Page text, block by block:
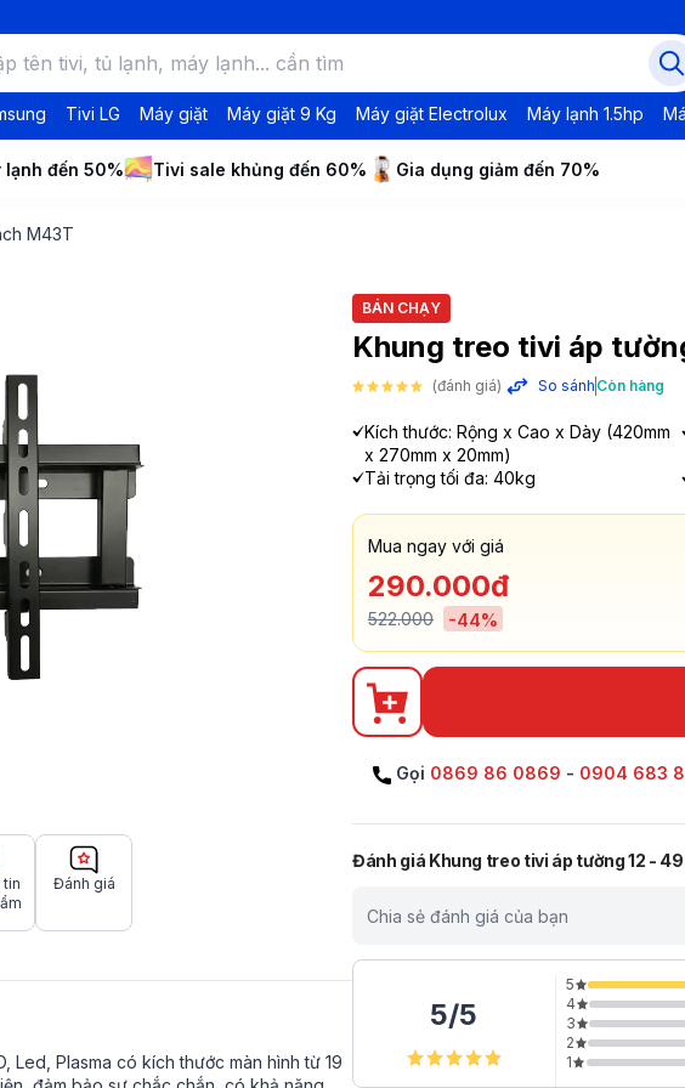
Tivi LG Máy giặt Máy giặt 9 Kg Máy giặt Electrolux Máy lạnh 1.5hp Máy lạnh LG
lạnh đến 50% Tivi sale khủng đến 60% Gia dụng giảm đến 70%
M43T
Đánh giá
Led, Plasma có kích thước màn hình từ 19
BÁN CHẠY
Khung treo tivi áp
(đánh giá) So sánh Còn hàng
Kích thước: Rộng x Cao x Dày (420mm
x 270mm x 20mm)
Tải trọng tối đa: 40kg
Mua ngay với giá
290.000đ
522.000 -44%
Gọi 0869 86 0869 - 0904 683
Đánh giá Khung treo tivi áp tường 12 -
Chia sẻ đánh giá của bạn
5/5
5
4
3
2
1